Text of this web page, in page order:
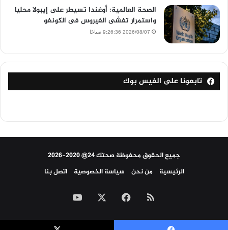
الصحة العالمية: أوغندا تسيطر على إيبولا محليا
واستمرار تفشى الفيروس فى الكونغو
2026/08/07 9:26:36 صباحًا
تابعونا على الفيس بوك
جميع الحقوق محفوظة صحتك 24@ 2020-2026
الرئيسية
من نحن سياسة الخصوصية اتصل بنا
ملخص
الموقع
فيسبوك ‫YouTube